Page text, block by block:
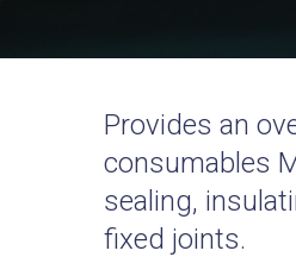
Provides an
consumables
sealing,
fixed joints.